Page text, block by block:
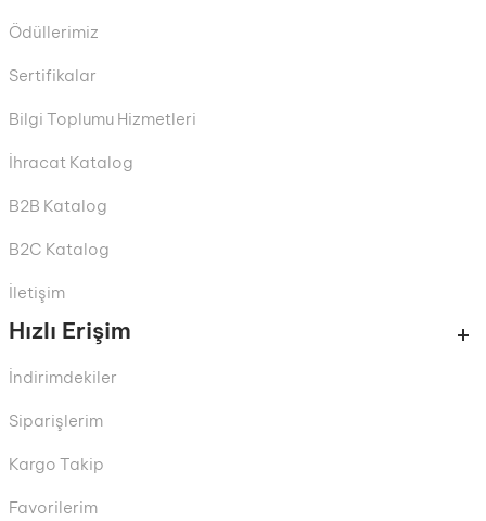
Ödüllerimiz
Sertifikalar
Bilgi Toplumu Hizmetleri
İhracat Katalog
B2B Katalog
B2C Katalog
İletişim
Hızlı Erişim
İndirimdekiler
Siparişlerim
Kargo Takip
Favorilerim